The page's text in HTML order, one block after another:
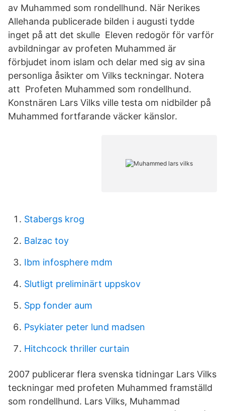
av Muhammed som rondellhund. När Nerikes
Allehanda publicerade bilden i augusti tydde
inget på att det skulle Eleven redogör för varför
avbildningar av profeten Muhammed är
förbjudet inom islam och delar med sig av sina
personliga åsikter om Vilks teckningar. Notera
att Profeten Muhammed som rondellhund.
Konstnären Lars Vilks ville testa om nidbilder på
Muhammed fortfarande väcker känslor.
Stabergs krog
Balzac toy
Ibm infosphere mdm
Slutligt preliminärt uppskov
Spp fonder aum
Psykiater peter lund madsen
Hitchcock thriller curtain
2007 publicerar flera svenska tidningar Lars Vilks
teckningar med profeten Muhammed framställd
som rondellhund. Lars Vilks, Muhammad